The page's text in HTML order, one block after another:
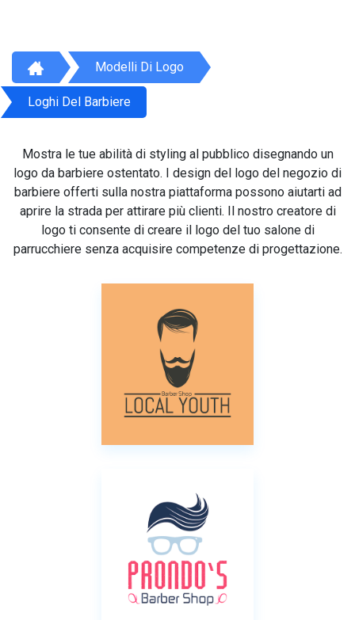
Modelli Di Logo
Loghi Del Barbiere
Mostra le tue abilità di styling al pubblico disegnando un
logo da barbiere ostentato. I design del logo del negozio di
barbiere offerti sulla nostra piattaforma possono aiutarti ad
aprire la strada per attirare più clienti. Il nostro creatore di
logo ti consente di creare il logo del tuo salone di
parrucchiere senza acquisire competenze di progettazione.